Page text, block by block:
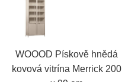
WOOOD Pískově hnědá
kovová vitrína Merrick 200